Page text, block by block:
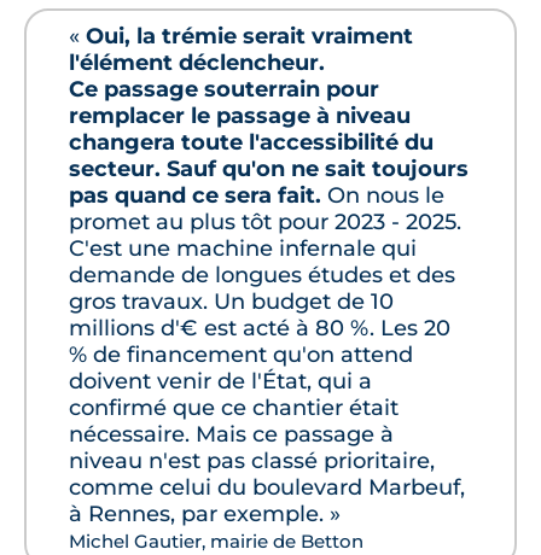
« Oui, la trémie serait vraiment
l'élément déclencheur.
Ce passage souterrain pour
remplacer le passage à niveau
changera toute l'accessibilité du
secteur. Sauf qu'on ne sait toujours
pas quand ce sera fait. On nous le
promet au plus tôt pour 2023 - 2025.
C'est une machine infernale qui
demande de longues études et des
gros travaux. Un budget de 10
millions d'€ est acté à 80 %. Les 20
% de financement qu'on attend
doivent venir de l'État, qui a
confirmé que ce chantier était
nécessaire. Mais ce passage à
niveau n'est pas classé prioritaire,
comme celui du boulevard Marbeuf,
à Rennes, par exemple. »
Michel Gautier, mairie de Betton